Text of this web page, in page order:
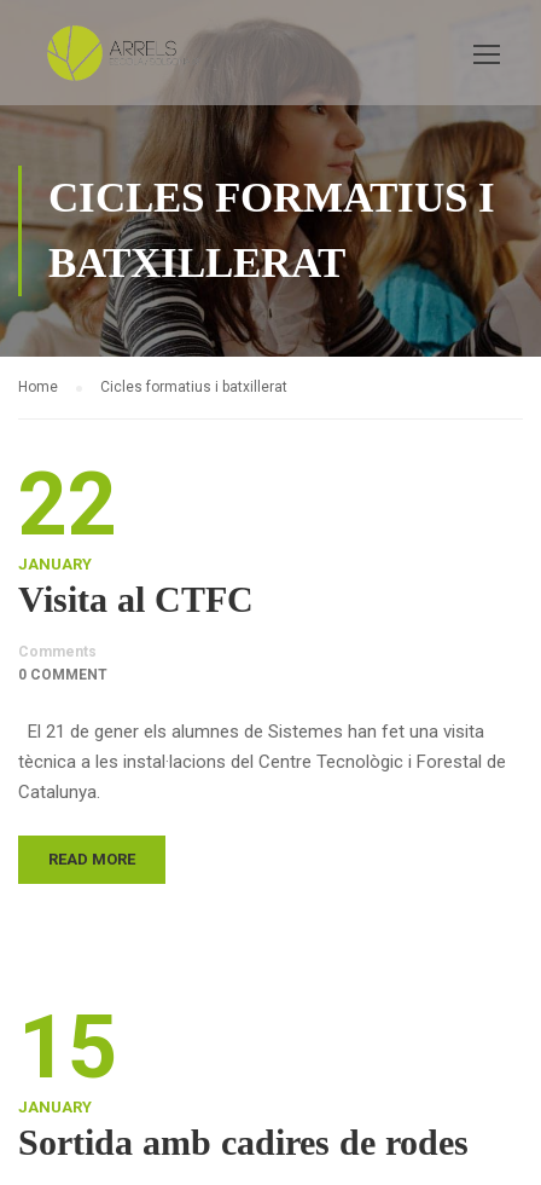
CICLES FORMATIUS I
BATXILLERAT
Home Cicles formatius i batxillerat
22
JANUARY
Visita al CTFC
Comments
0 COMMENT
El 21 de gener els alumnes de Sistemes han fet una visita
tècnica a les instal·lacions del Centre Tecnològic i Forestal de
Catalunya.
READ MORE
15
JANUARY
Sortida amb cadires de rodes